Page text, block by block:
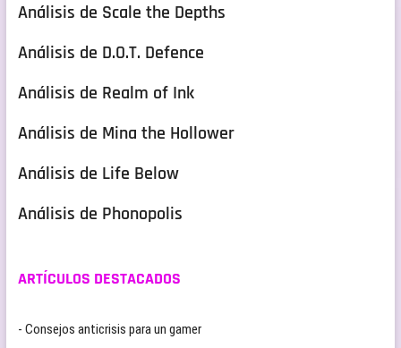
Análisis de Scale the Depths
Análisis de D.O.T. Defence
Análisis de Realm of Ink
Análisis de Mina the Hollower
Análisis de Life Below
Análisis de Phonopolis
ARTÍCULOS DESTACADOS
- Consejos anticrisis para un gamer